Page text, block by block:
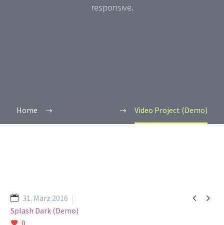
responsive.
Home Video Project (Demo)
 
31. März 2016
Splash Dark (Demo)
0